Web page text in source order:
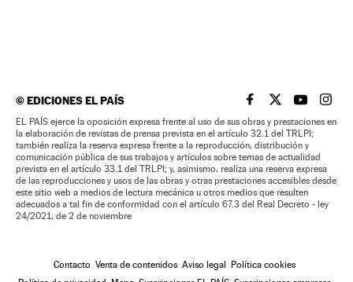
©EDICIONES EL PAÍS EL PAÍS BRASIL EN
EL PAÍSEL PAÍS
EL
EL PAÍS ejerce la oposición expresa frente al uso de sus obras y prestaciones en
la elaboración de revistas de prensa prevista en el artículo 32.1 del TRLPI;
también realiza la reserva expresa frente a la reproducción, distribución y
comunicación pública de sus trabajos y artículos sobre temas de actualidad
prevista en el artículo 33.1 del TRLPI; y, asimismo, realiza una reserva expresa
de las reproducciones y usos de las obras y otras prestaciones accesibles desde
este sitio web a medios de lectura mecánica u otros medios que resulten
adecuados a tal fin de conformidad con el artículo 67.3 del Real Decreto - ley
24/2021, de 2 de noviembre
Contacto Venta de contenidos Aviso legal Política cookies